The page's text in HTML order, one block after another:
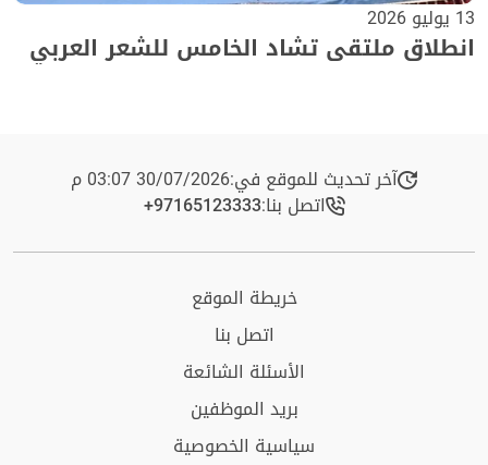
13 يوليو 2026
انطلاق ملتقى تشاد الخامس للشعر العربي
آخر تحديث للموقع في:30/07/2026 03:07 م
اتصل بنا:+97165123333​
خريطة الموقع
اتصل بنا
الأسئلة الشائعة
بريد الموظفين
سياسية الخصوصية